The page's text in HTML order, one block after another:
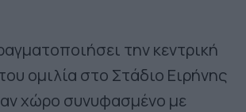
την κεντρική
ομιλία στο Στάδιο Ειρήνης
χώρο συνυφασμένο με